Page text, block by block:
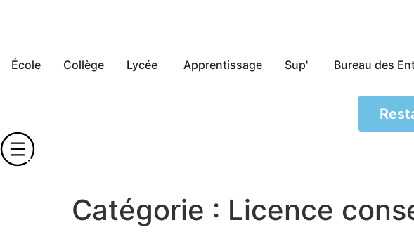
École Collège Lycée Apprentissage Sup' Bureau des
Catégorie : Licence